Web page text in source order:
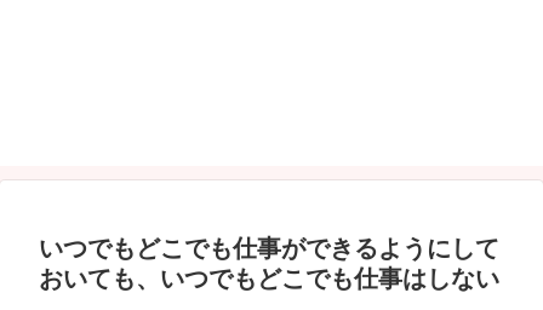
いつでもどこでも仕事ができるようにして
おいても、いつでもどこでも仕事はしない